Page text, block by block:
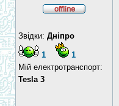
Звідки: Дніпро
1
1
Мій електротранспорт:
Tesla 3